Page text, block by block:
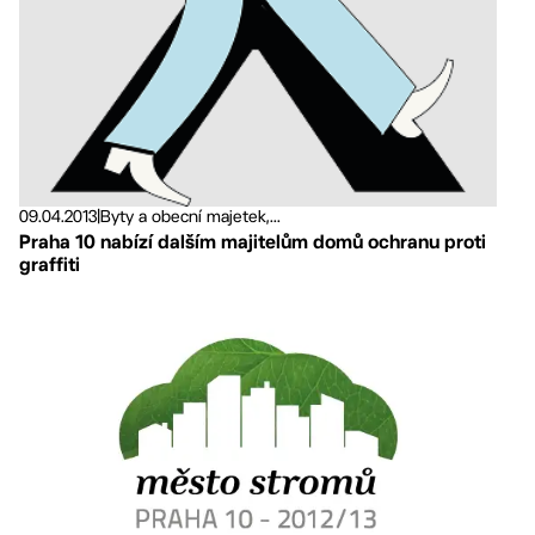
09.04.2013Byty a obecní majetek,...
Praha 10 nabízí dalším majitelům domů ochranu proti
graffiti